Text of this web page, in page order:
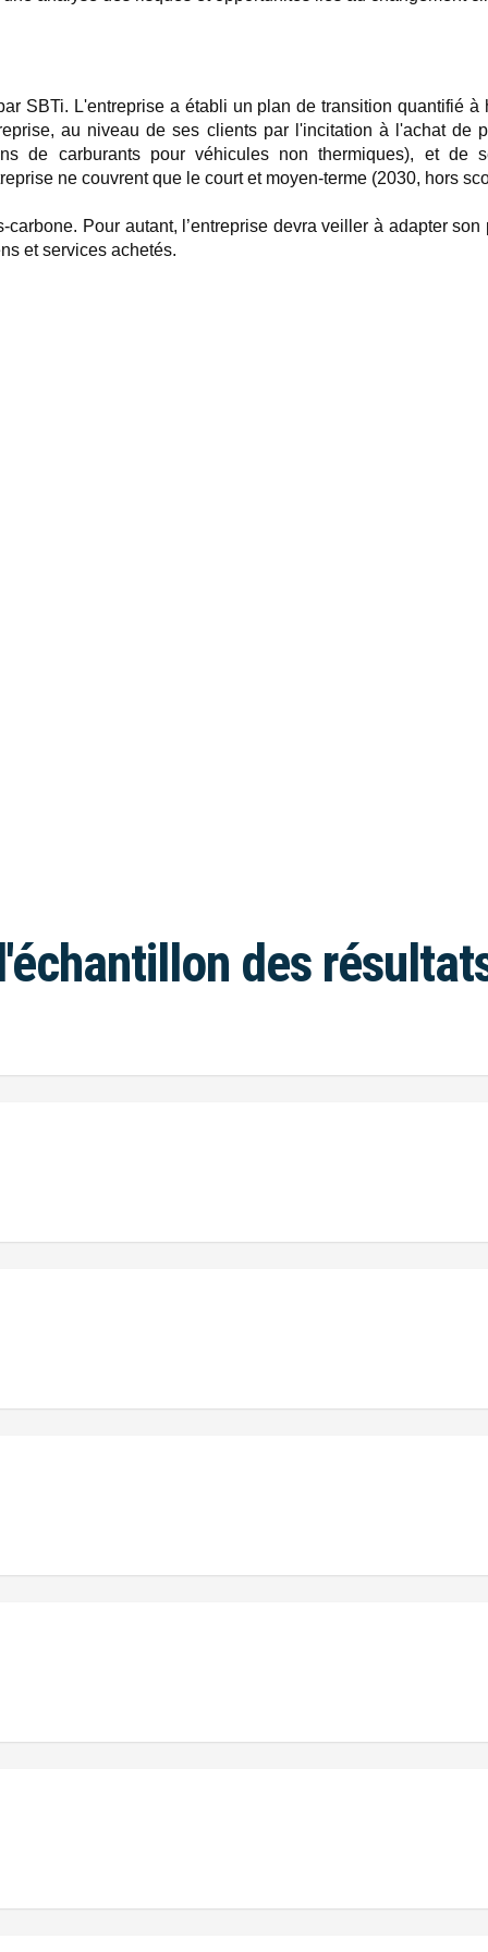
SBTi. L'entreprise a établi un plan de transition quantifié
au niveau de ses clients par l'incitation à l'achat de
de carburants pour véhicules non thermiques), et de
ne couvrent que le court et moyen-terme (2030, hors
Pour autant, l’entreprise devra veiller à adapter
et services achetés.
des